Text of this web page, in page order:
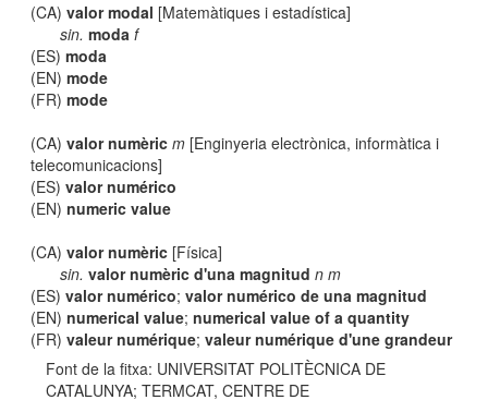
(CA)valor modal [Matemàtiques i estadística]
sin. moda f
(ES)moda
(EN)mode
(FR)mode
(CA)valor numèric m [Enginyeria electrònica, informàtica i
telecomunicacions]
(ES)valor numérico
(EN)numeric value
(CA)valor numèric [Física]
sin. valor numèric d'una magnitud n m
(ES)valor numérico;valor numérico de una magnitud
(EN)numerical value;numerical value of a quantity
(FR)valeur numérique;valeur numérique d'une grandeur
Font de la fitxa: UNIVERSITAT POLITÈCNICA DE
CATALUNYA; TERMCAT, CENTRE DE